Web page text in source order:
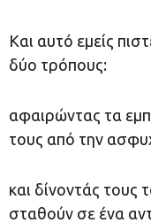
Και αυτό εμείς
δύο τρόπους:
αφαιρώντας τα
τους από την
και δίνοντάς τους
σταθούν σε ένα